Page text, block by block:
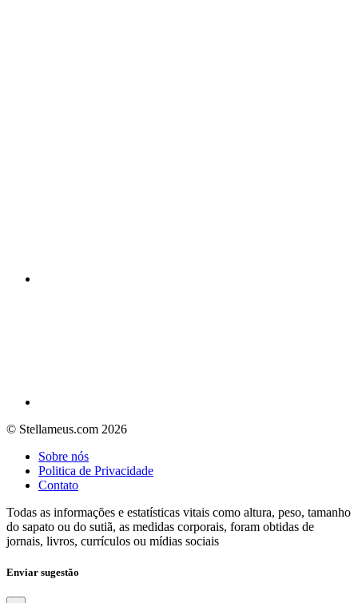
© Stellameus.com 2026
Sobre nós
Politica de Privacidade
Contato
Todas as informações e estatísticas vitais como altura, peso, tamanho
do sapato ou do sutiã, as medidas corporais, foram obtidas de
jornais, livros, currículos ou mídias sociais
Enviar sugestão